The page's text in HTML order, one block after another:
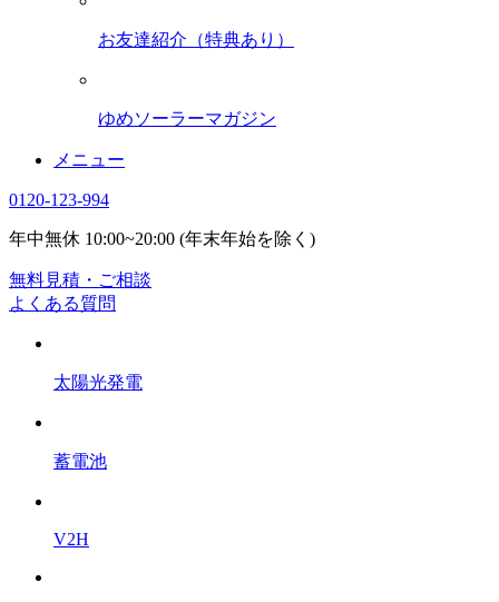
お友達紹介（特典あり）
ゆめソーラーマガジン
メニュー
0120-123-994
年中無休 10:00~20:00 (年末年始を除く)
無料見積・ご相談
よくある質問
太陽光発電
蓄電池
V2H